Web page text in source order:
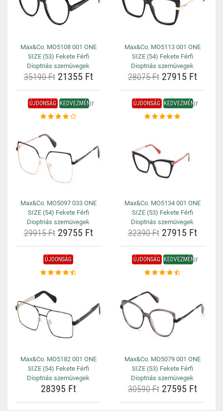
Max&Co. MO5108 001 ONE
SIZE (53) Fekete Férfi
Dioptriás szemüvegek
35190 Ft21355 Ft
Max&Co. MO5113 001 ONE
SIZE (54) Fekete Férfi
Dioptriás szemüvegek
28075 Ft27915 Ft
ÚJDONSÁG KEDVEZMÉNY
Max&Co. MO5097 033 ONE
SIZE (54) Fekete Férfi
Dioptriás szemüvegek
29915 Ft29755 Ft
ÚJDONSÁG KEDVEZMÉNY
Max&Co. MO5134 001 ONE
SIZE (53) Fekete Férfi
Dioptriás szemüvegek
32390 Ft27915 Ft
ÚJDONSÁG
Max&Co. MO5182 001 ONE
SIZE (54) Fekete Férfi
Dioptriás szemüvegek
28395 Ft
ÚJDONSÁG KEDVEZMÉNY
Max&Co. MO5079 001 ONE
SIZE (53) Fekete Férfi
Dioptriás szemüvegek
30590 Ft27595 Ft